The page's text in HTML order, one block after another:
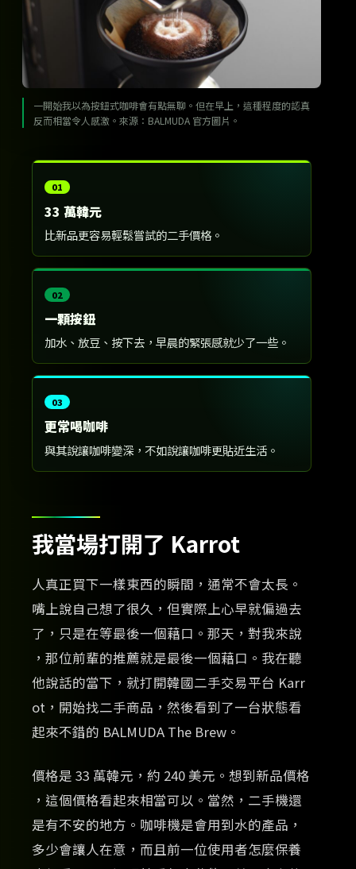
一開始我以為按鈕式咖啡會有點無聊。但在早上，這種程度的認真
反而相當令人感激。來源：BALMUDA 官方圖片。
33 萬韓元
比新品更容易輕鬆嘗試的二手價格。
一顆按鈕
加水、放豆、按下去，早晨的緊張感就少了一些。
更常喝咖啡
與其說讓咖啡變深，不如說讓咖啡更貼近生活。
我當場打開了 Karrot
人真正買下一樣東西的瞬間，通常不會太長。
嘴上說自己想了很久，但實際上心早就偏過去
了，只是在等最後一個藉口。那天，對我來說
，那位前輩的推薦就是最後一個藉口。我在聽
他說話的當下，就打開韓國二手交易平台 Karr
ot，開始找二手商品，然後看到了一台狀態看
起來不錯的 BALMUDA The Brew。
價格是 33 萬韓元，約 240 美元。想到新品價格
，這個價格看起來相當可以。當然，二手機還
是有不安的地方。咖啡機是會用到水的產品，
多少會讓人在意，而且前一位使用者怎麼保養